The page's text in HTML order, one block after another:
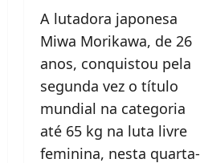
A lutadora japonesa
Miwa Morikawa, de 26
anos, conquistou pela
segunda vez o título
mundial na categoria
até 65 kg na luta livre
feminina, nesta quarta-